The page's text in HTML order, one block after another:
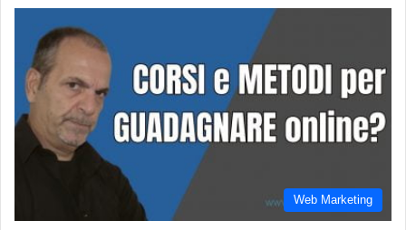
Web Marketing